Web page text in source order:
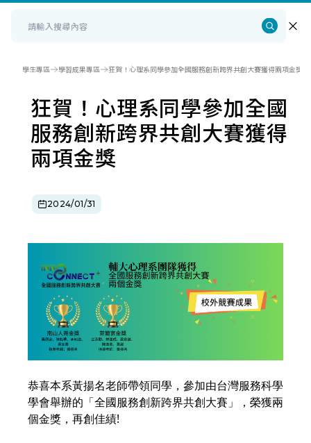
學生專區 學習成果專區 狂賀！心理系同學參加全國服務創新跨界共創大賽獲得兩項金獎
狂賀！心理系同學參加全國
服務創新跨界共創大賽獲得
兩項金獎
2024/01/31
恭喜本系黃揚名老師帶領同學，參加由台灣服務科學
學會舉辦的「全國服務創新跨界共創大賽」，榮獲兩
個金獎，再創佳績!